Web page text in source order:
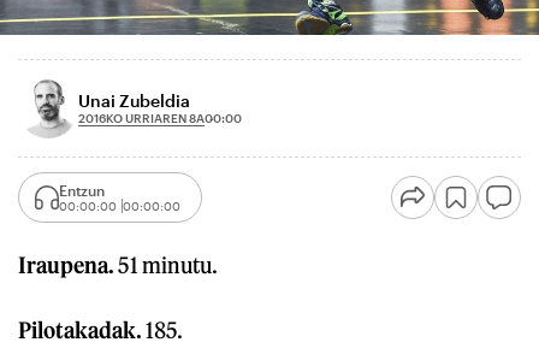
Unai Zubeldia
2016KO URRIAREN 8A00:00
Entzun
00:00:00 00:00:00
Iraupena.51 minutu.
Pilotakadak.185.